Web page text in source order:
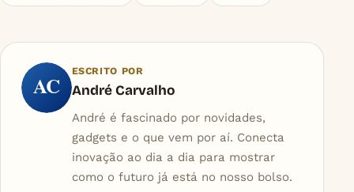
AC
ESCRITO POR
André Carvalho
André é fascinado por novidades,
gadgets e o que vem por aí. Conecta
inovação ao dia a dia para mostrar
como o futuro já está no nosso bolso.